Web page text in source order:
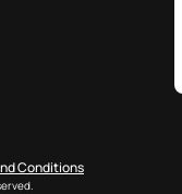
Conditions